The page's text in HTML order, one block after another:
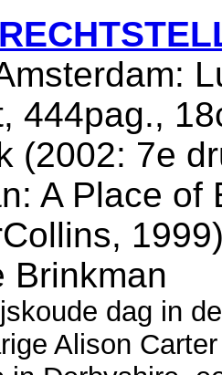
444pag.,
(2002: 7e
A Place of
Brinkman
dag in
Alison